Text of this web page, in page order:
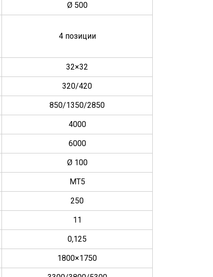
Ø 500
4 позиции
32×32
320/420
850/1350/2850
4000
6000
Ø 100
МТ5
250
11
0,125
1800×1750